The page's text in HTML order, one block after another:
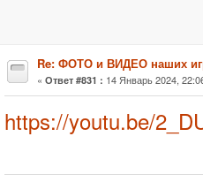
Re: ФОТО и ВИДЕО наших
« Ответ #831 : 14 Январь 2024,
https://youtu.be/